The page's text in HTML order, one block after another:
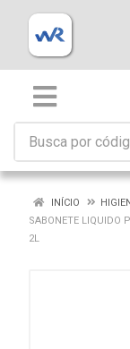
INÍCIO
SABONETE LIQUIDO
2L